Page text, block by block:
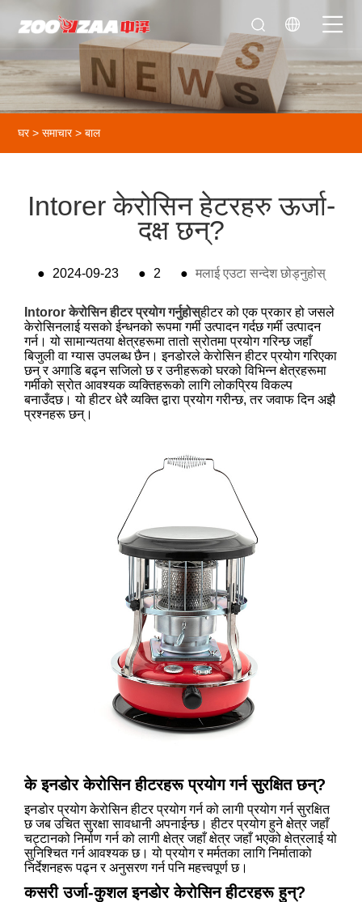
घर > समाचार>बाल
Intorer केरोसिन हेटरहरु ऊर्जा-
दक्ष छन्?
● 2024-09-23 ● 2 ● मलाई एउटा सन्देश छोड्नुहोस्
Intoror केरोसिन हीटर प्रयोग गर्नुहोस्हीटर को एक प्रकार हो जसले
केरोसिनलाई यसको ईन्धनको रूपमा गर्मी उत्पादन गर्दछ गर्मी उत्पादन
गर्न। यो सामान्यतया क्षेत्रहरूमा तातो स्रोतमा प्रयोग गरिन्छ जहाँ
बिजुली वा ग्यास उपलब्ध छैन। इनडोरले केरोसिन हीटर प्रयोग गरिएका
छन् र अगाडि बढ्न सजिलो छ र उनीहरूको घरको विभिन्न क्षेत्रहरूमा
गर्मीको स्रोत आवश्यक व्यक्तिहरूको लागि लोकप्रिय विकल्प
बनाउँदछ। यो हीटर धेरै व्यक्ति द्वारा प्रयोग गरीन्छ, तर जवाफ दिन अझै
प्रश्नहरू छन्।
के इनडोर केरोसिन हीटरहरू प्रयोग गर्न सुरक्षित छन्?
इनडोर प्रयोग केरोसिन हीटर प्रयोग गर्न को लागी प्रयोग गर्न सुरक्षित
छ जब उचित सुरक्षा सावधानी अपनाईन्छ। हीटर प्रयोग हुने क्षेत्र जहाँ
चट्टानको निर्माण गर्न को लागी क्षेत्र जहाँ क्षेत्र जहाँ भएको क्षेत्रलाई यो
सुनिश्चित गर्न आवश्यक छ। यो प्रयोग र मर्मतका लागि निर्माताको
निर्देशनहरू पढ्न र अनुसरण गर्न पनि महत्त्वपूर्ण छ।
कसरी उर्जा-कुशल इनडोर केरोसिन हीटरहरू हुन्?